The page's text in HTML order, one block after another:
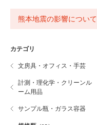
熊本地震の影響について
カテゴリ
文房具・オフィス・手芸
計測・理化学・クリーンル
ーム用品
サンプル瓶・ガラス容器